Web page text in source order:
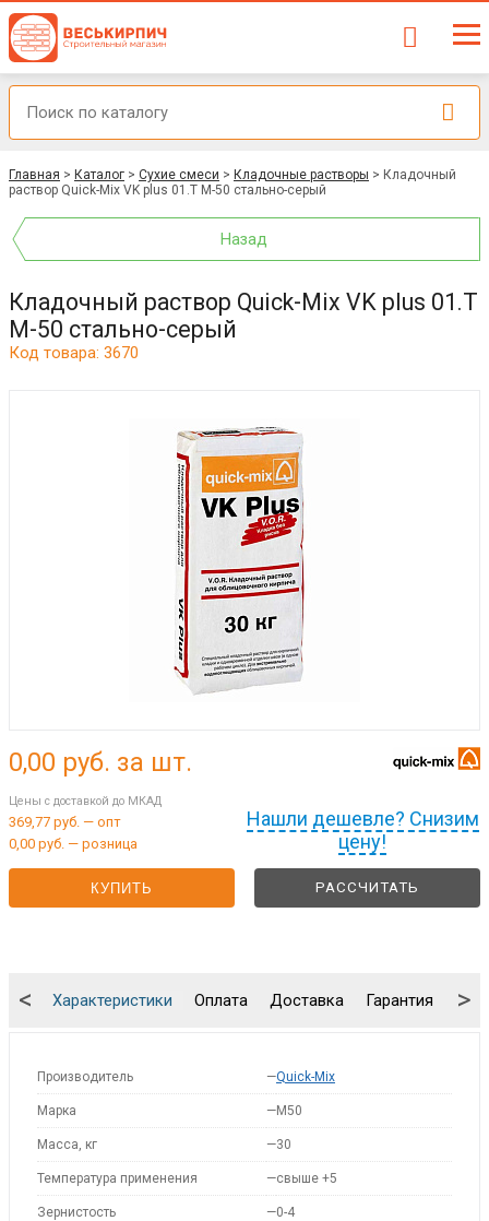
Главная > Каталог > Сухие смеси > Кладочные растворы > Кладочный
раствор Quick-Mix VK plus 01.T М-50 стально-серый
Назад
Кладочный раствор Quick-Mix VK plus 01.T
М-50 стально-серый
Код товара: 3670
Нашли дешевле? Снизим
цену!
0,00 руб. за шт.
Цены с доставкой до МКАД
369,77 руб. — опт
0,00 руб. — розница
КУПИТЬ РАССЧИТАТЬ
Характеристики Оплата Доставка Гарантия
< >
Производитель —Quick-Mix
Марка —M50
Масса, кг —30
Температура применения —свыше +5
Зернистость —0-4